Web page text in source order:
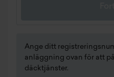
Ange ditt
anläggning ovan för att
däcktjänster.